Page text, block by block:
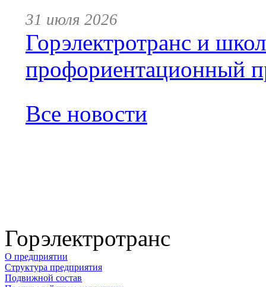
31 июля 2026
Горэлектротранс и
профориентационный
Все новости
Горэлектротранс
О предприятии
Структура предприятия
Подвижной состав